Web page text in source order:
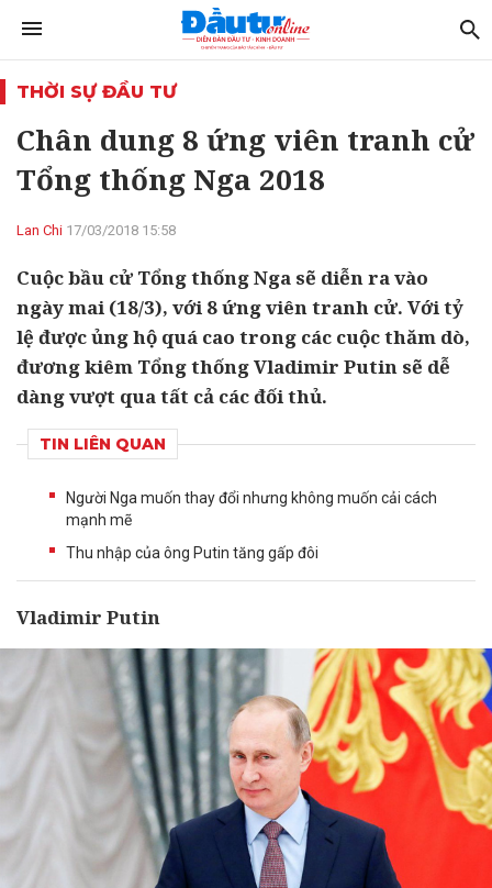
THỜI SỰ ĐẦU TƯ
Chân dung 8 ứng viên tranh cử
Tổng thống Nga 2018
Lan Chi 17/03/2018 15:58
Cuộc bầu cử Tổng thống Nga sẽ diễn ra vào
ngày mai (18/3), với 8 ứng viên tranh cử. Với tỷ
lệ được ủng hộ quá cao trong các cuộc thăm dò,
đương kiêm Tổng thống Vladimir Putin sẽ dễ
dàng vượt qua tất cả các đối thủ.
TIN LIÊN QUAN
Người Nga muốn thay đổi nhưng không muốn cải cách
mạnh mẽ
Thu nhập của ông Putin tăng gấp đôi
Vladimir Putin